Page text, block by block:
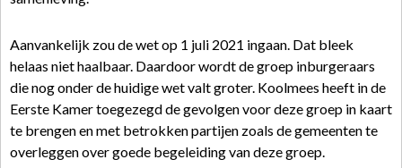
Aanvankelijk zou de wet op 1 juli 2021 ingaan. Dat bleek
helaas niet haalbaar. Daardoor wordt de groep inburgeraars
die nog onder de huidige wet valt groter. Koolmees heeft in de
Eerste Kamer toegezegd de gevolgen voor deze groep in kaart
te brengen en met betrokken partijen zoals de gemeenten te
overleggen over goede begeleiding van deze groep.